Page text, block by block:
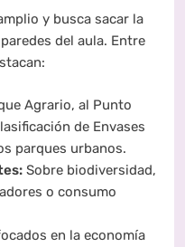
y busca sacar la
del aula. Entre
Agrario, al Punto
de Envases
parques urbanos.
Sobre biodiversidad,
o consumo
en la economía